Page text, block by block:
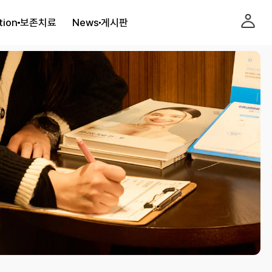
보존치료 News 게시판